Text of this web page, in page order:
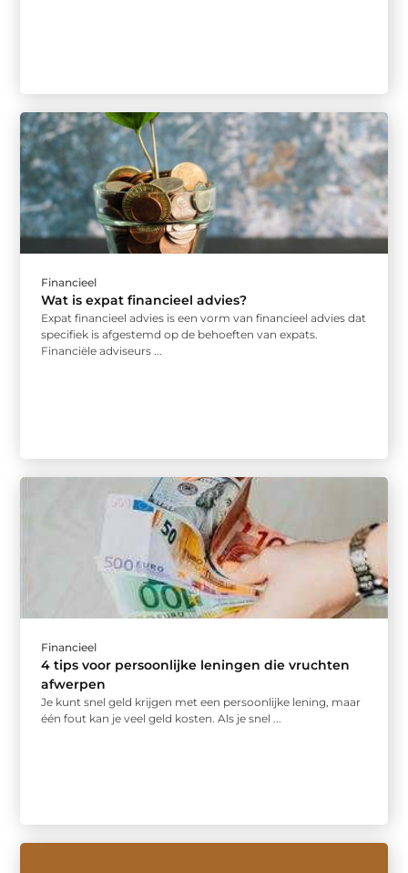
Financieel
Wat is expat financieel advies?
Expat financieel advies is een vorm van financieel advies dat
specifiek is afgestemd op de behoeften van expats.
Financiële adviseurs ...
Financieel
4 tips voor persoonlijke leningen die vruchten
afwerpen
Je kunt snel geld krijgen met een persoonlijke lening, maar
één fout kan je veel geld kosten. Als je snel ...